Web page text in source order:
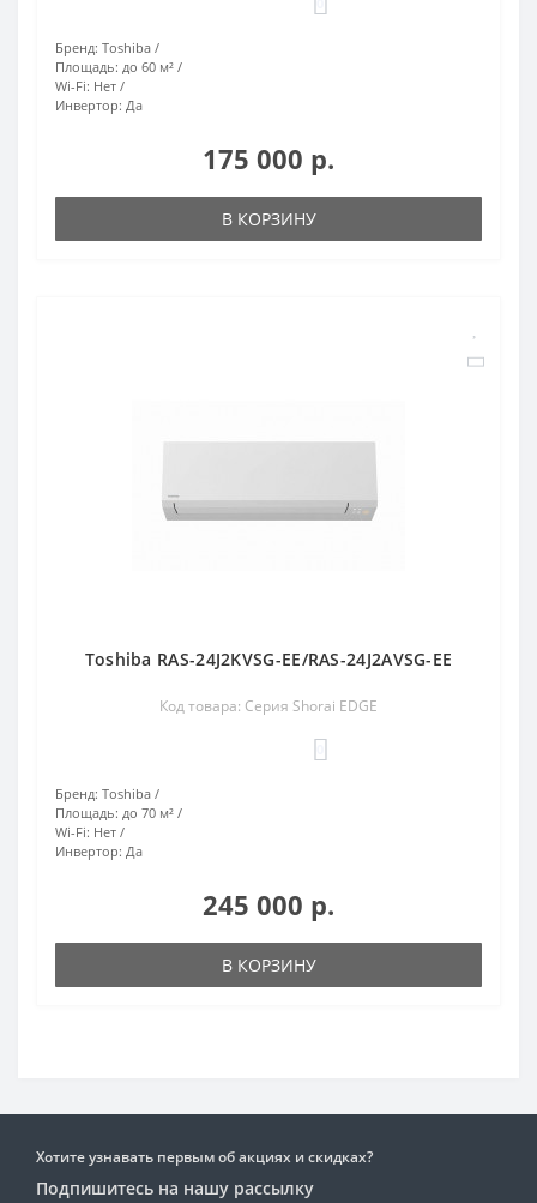
Бренд: Toshiba
Площадь: до 60 м²
Wi-Fi: Нет
Инвертор: Да
175 000 р.
В КОРЗИНУ
Toshiba RAS-24J2KVSG-EE/RAS-24J2AVSG-EE
Код товара: Серия Shorai EDGE
Бренд: Toshiba
Площадь: до 70 м²
Wi-Fi: Нет
Инвертор: Да
245 000 р.
В КОРЗИНУ
Хотите узнавать первым об акциях и скидках?
Подпишитесь на нашу рассылку